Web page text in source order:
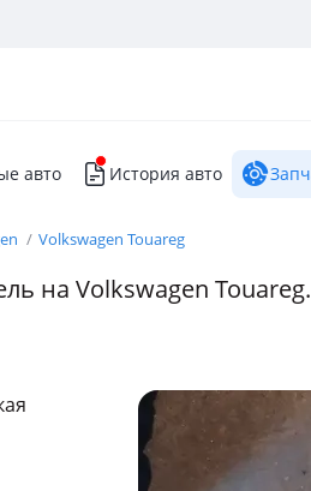
авто История авто
Volkswagen Touareg
на Volkswagen Touareg.